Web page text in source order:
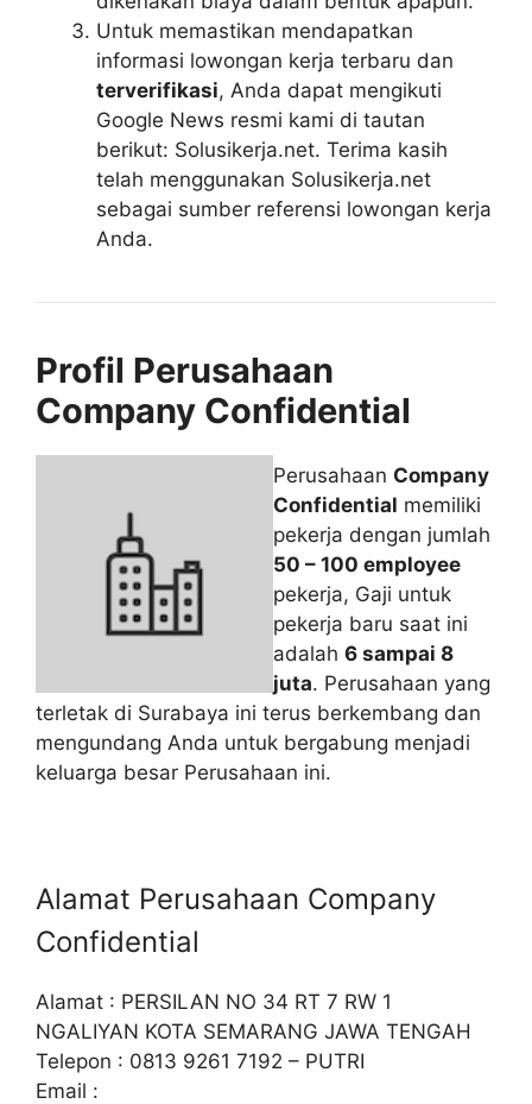
Untuk memastikan mendapatkan
informasi lowongan kerja terbaru dan
terverifikasi, Anda dapat mengikuti
Google News resmi kami di tautan
berikut: Solusikerja.net. Terima kasih
telah menggunakan Solusikerja.net
sebagai sumber referensi lowongan kerja
Anda.
Profil Perusahaan
Company Confidential
Perusahaan Company
Confidential memiliki
pekerja dengan jumlah
50 – 100 employee
pekerja, Gaji untuk
pekerja baru saat ini
adalah 6 sampai 8
juta. Perusahaan yang
terletak di Surabaya ini terus berkembang dan
mengundang Anda untuk bergabung menjadi
keluarga besar Perusahaan ini.
Alamat Perusahaan Company
Confidential
Alamat : PERSILAN NO 34 RT 7 RW 1
NGALIYAN KOTA SEMARANG JAWA TENGAH
Telepon : 0813 9261 7192 – PUTRI
Email :